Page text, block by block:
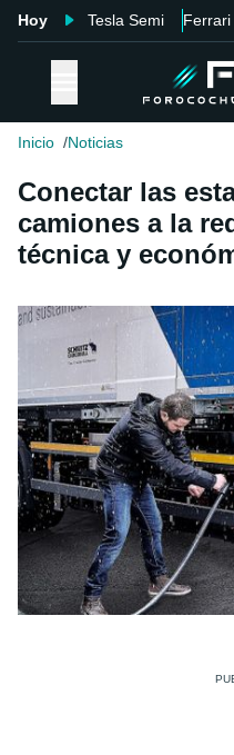
Hoy Tesla Semi Ferrari
Inicio Noticias
Conectar las
camiones a la
técnica y